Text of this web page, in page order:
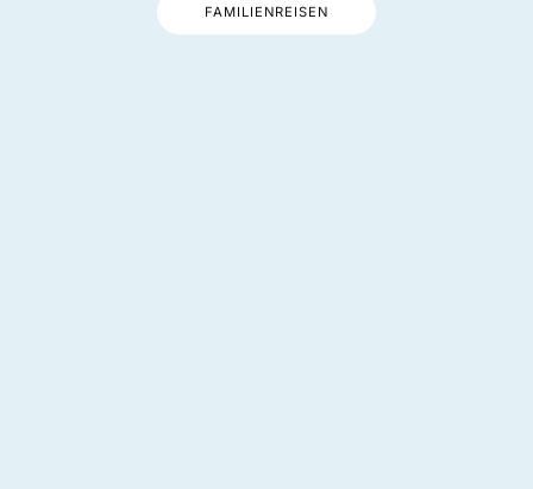
FAMILIENREISEN